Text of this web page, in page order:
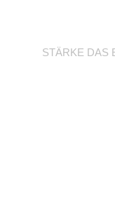
STÄRKE DAS